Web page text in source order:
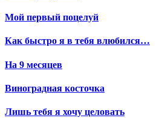
Мой первый поцелуй
Как быстро я в тебя влюбился…
На 9 месяцев
Виноградная косточка
Лишь тебя я хочу целовать